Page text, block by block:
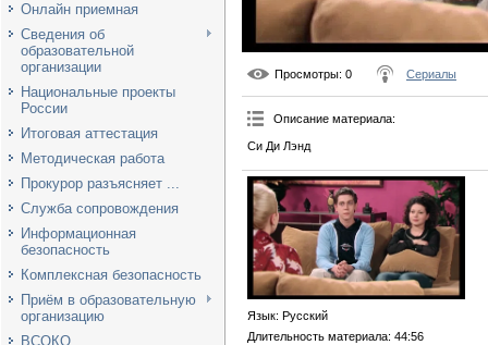
Онлайн приемная
Сведения об
образовательной
организации
Национальные проекты
России
Итоговая аттестация
Методическая работа
Прокурор разъясняет ...
Служба сопровождения
Информационная
безопасность
Комплексная безопасность
Приём в образовательную
организацию
ВСОКО
Просмотры: 0 Сериалы
Описание материала:
Си Ди Лэнд
Язык: Русский
Длительность материала: 44:56